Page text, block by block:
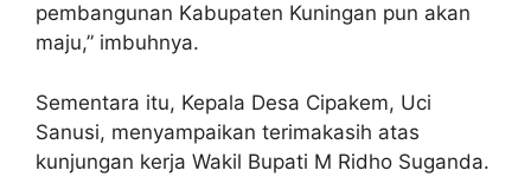
pembangunan Kabupaten Kuningan pun akan
maju,” imbuhnya.
Sementara itu, Kepala Desa Cipakem, Uci
Sanusi, menyampaikan terimakasih atas
kunjungan kerja Wakil Bupati M Ridho Suganda.